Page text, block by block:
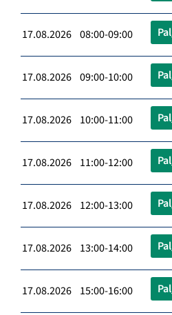
17.08.2026 08:00-09:00
17.08.2026 09:00-10:00
17.08.2026 10:00-11:00
17.08.2026 11:00-12:00
17.08.2026 12:00-13:00
17.08.2026 13:00-14:00
17.08.2026 15:00-16:00